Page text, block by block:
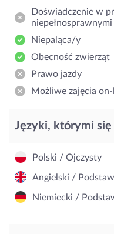
Doświadczenie w
niepełnosprawnymi
Niepaląca/y
Obecność zwierząt
Prawo jazdy
Możliwe zajęcia
Języki, którymi się
Polski / Ojczysty
Angielski /
Niemiecki /